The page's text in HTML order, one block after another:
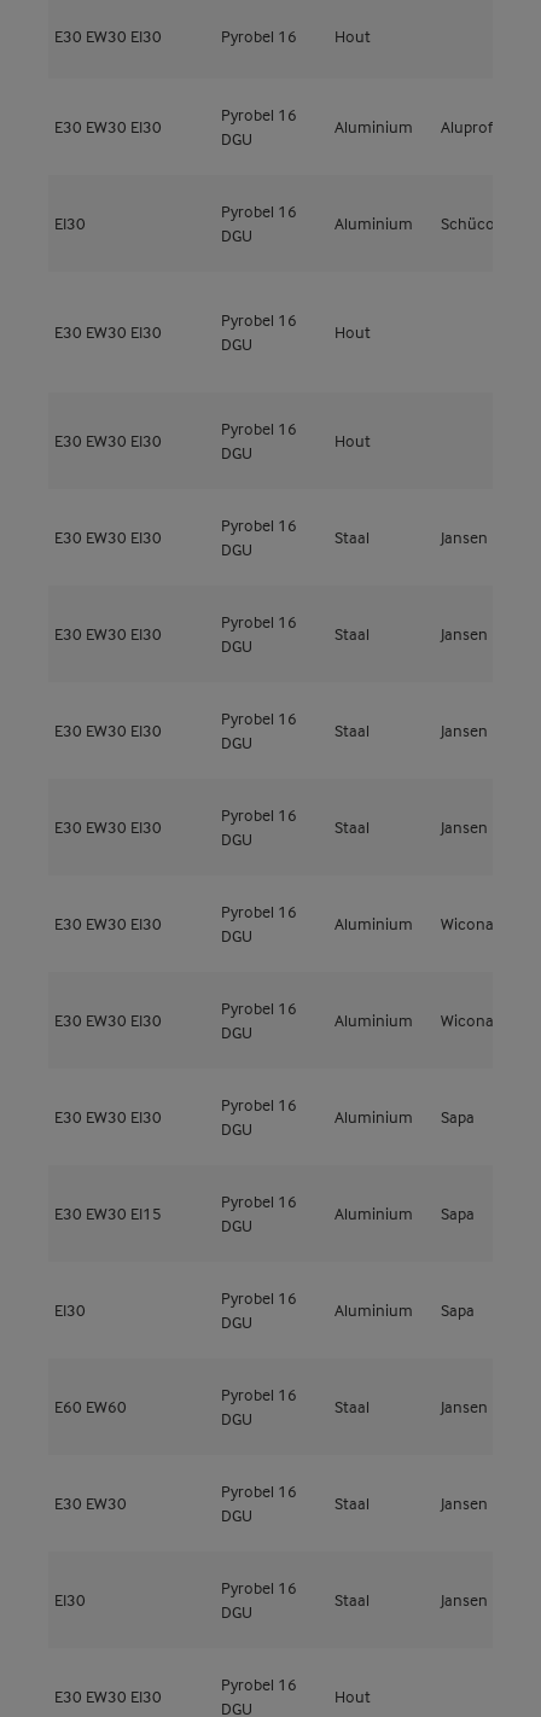
E30 EW30 EI30 Pyrobel 16 Hout
E30 EW30 EI30
Pyrobel 16
DGU
Aluminium Aluprof
EI30
Pyrobel 16
DGU
Aluminium Schüco
E30 EW30 EI30
Pyrobel 16
DGU
Hout
E30 EW30 EI30
Pyrobel 16
DGU
Hout
E30 EW30 EI30
Pyrobel 16
DGU
Staal Jansen
E30 EW30 EI30
Pyrobel 16
DGU
Staal Jansen
E30 EW30 EI30
Pyrobel 16
DGU
Staal Jansen
E30 EW30 EI30
Pyrobel 16
DGU
Staal Jansen
E30 EW30 EI30
Pyrobel 16
DGU
Aluminium Wicona
E30 EW30 EI30
Pyrobel 16
DGU
Aluminium Wicona
E30 EW30 EI30
Pyrobel 16
DGU
Aluminium Sapa
E30 EW30 EI15
Pyrobel 16
DGU
Aluminium Sapa
EI30
Pyrobel 16
DGU
Aluminium Sapa
E60 EW60
Pyrobel 16
DGU
Staal Jansen
E30 EW30
Pyrobel 16
DGU
Staal Jansen
EI30
Pyrobel 16
DGU
Staal Jansen
E30 EW30 EI30
Pyrobel 16
DGU
Hout